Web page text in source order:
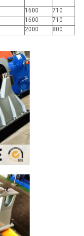
1600
710
1600
710
2000 800